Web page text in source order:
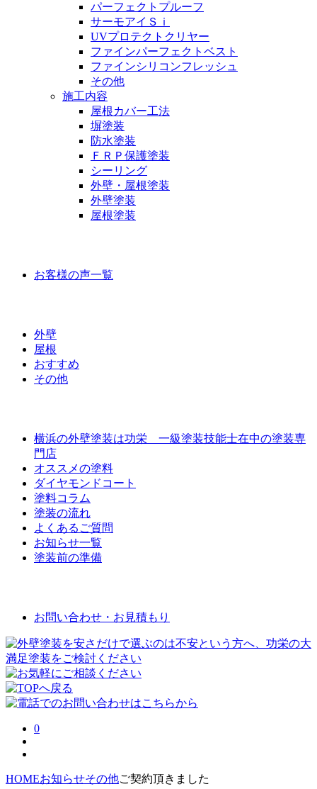
パーフェクトプルーフ
サーモアイＳｉ
UVプロテクトクリヤー
ファインパーフェクトベスト
ファインシリコンフレッシュ
その他
施工内容
屋根カバー工法
塀塗装
防水塗装
ＦＲＰ保護塗装
シーリング
外壁・屋根塗装
外壁塗装
屋根塗装
お客様の声一覧
外壁
屋根
おすすめ
その他
横浜の外壁塗装は功栄 一級塗装技能士在中の塗装専
門店
オススメの塗料
ダイヤモンドコート
塗料コラム
塗装の流れ
よくあるご質問
お知らせ一覧
塗装前の準備
お問い合わせ・お見積もり
0
HOMEお知らせその他ご契約頂きました